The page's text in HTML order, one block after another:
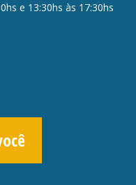
e 13:30hs às 17:30hs